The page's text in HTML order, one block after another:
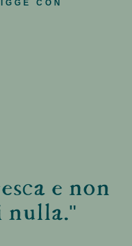
CON
e non
nulla."